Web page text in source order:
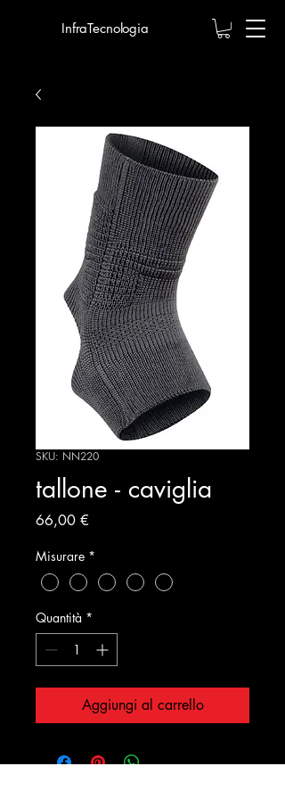
InfraTecnologia
SKU: NN220
tallone - caviglia
66,00 €
Misurare *
Quantità *
Aggiungi al carrello